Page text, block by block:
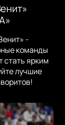
-
команды
стать ярким
лучшие